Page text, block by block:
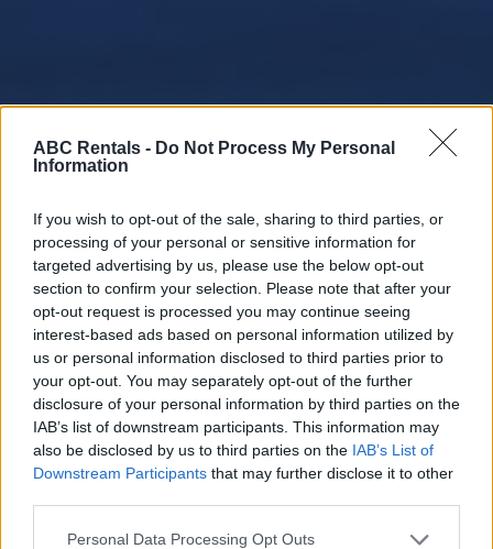
ABC Rentals - Do Not Process My Personal
Information
If you wish to opt-out of the sale, sharing to third parties, or
processing of your personal or sensitive information for
targeted advertising by us, please use the below opt-out
section to confirm your selection. Please note that after your
opt-out request is processed you may continue seeing
interest-based ads based on personal information utilized by
us or personal information disclosed to third parties prior to
your opt-out. You may separately opt-out of the further
disclosure of your personal information by third parties on the
IAB’s list of downstream participants. This information may
also be disclosed by us to third parties on the IAB’s List of
Downstream Participants that may further disclose it to other
Personal Data Processing Opt Outs